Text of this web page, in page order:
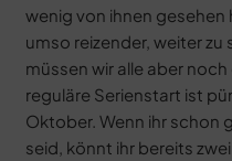
wenig von ihnen gesehen
umso reizender, weiter zu
müssen wir alle aber
reguläre Serienstart ist
Oktober. Wenn ihr schon
seid, könnt ihr bereits